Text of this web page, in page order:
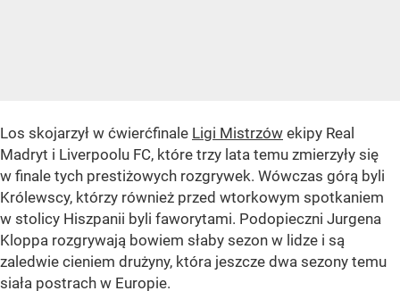
Los skojarzył w ćwierćfinale Ligi Mistrzów ekipy Real
Madryt i Liverpoolu FC, które trzy lata temu zmierzyły się
w finale tych prestiżowych rozgrywek. Wówczas górą byli
Królewscy, którzy również przed wtorkowym spotkaniem
w stolicy Hiszpanii byli faworytami. Podopieczni Jurgena
Kloppa rozgrywają bowiem słaby sezon w lidze i są
zaledwie cieniem drużyny, która jeszcze dwa sezony temu
siała postrach w Europie.